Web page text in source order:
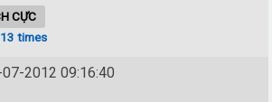
CỰC
times
2012 09:16:40